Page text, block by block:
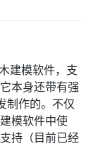
建模软件，支
本身还带有强
制作的。不仅
模软件中使
持（目前已经